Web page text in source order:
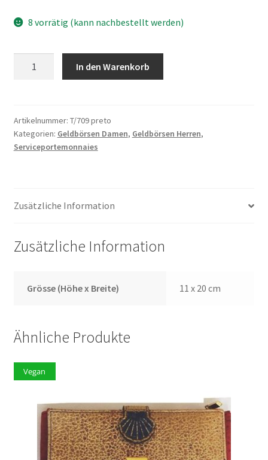
8 vorrätig (kann nachbestellt werden)
In den Warenkorb
Artikelnummer: T/709 preto
Kategorien: Geldbörsen Damen, Geldbörsen Herren,
Serviceportemonnaies
Zusätzliche Information
Zusätzliche Information
Grösse (Höhe x Breite) 11 x 20 cm
Ähnliche Produkte
Vegan